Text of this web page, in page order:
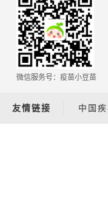
微信服务号：疫苗小豆苗
友情链接 中国